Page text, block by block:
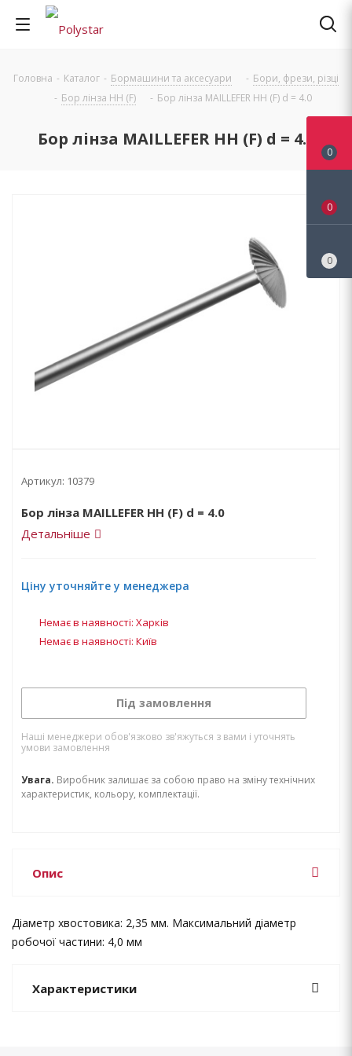
Головна - Каталог - Бормашини та аксесуари - Бори, фрези, різці
- Бор лінза НН (F) - Бор лінза MAILLEFER НН (F) d = 4.0
Бор лінза MAILLEFER НН (F) d = 4.0
Артикул: 10379
Бор лінза MAILLEFER НН (F) d = 4.0
Детальніше
Ціну уточняйте у менеджера
Немає в наявності: Харків
Немає в наявності: Київ
Під замовлення
Наші менеджери обов'язково зв'яжуться з вами і уточнять
умови замовлення
Увага. Виробник залишає за собою право на зміну технічних
характеристик, кольору, комплектації.
Опис
Діаметр хвостовика: 2,35 мм. Максимальний діаметр
робочої частини: 4,0 мм
Характеристики
0
0
0